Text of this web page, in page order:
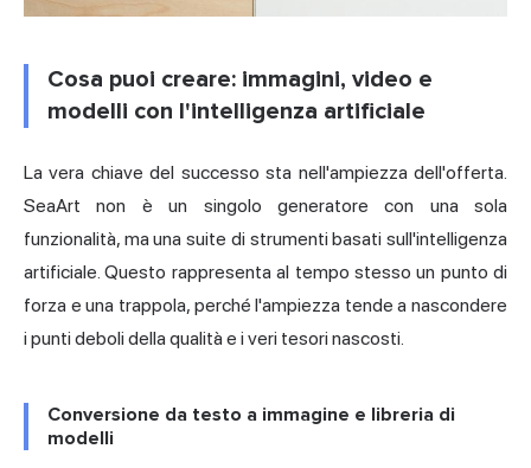
Cosa puoi creare: immagini, video e
modelli con l'intelligenza artificiale
La vera chiave del successo sta nell'ampiezza dell'offerta.
SeaArt non è un singolo generatore con una sola
funzionalità, ma una suite di strumenti basati sull'intelligenza
artificiale. Questo rappresenta al tempo stesso un punto di
forza e una trappola, perché l'ampiezza tende a nascondere
i punti deboli della qualità e i veri tesori nascosti.
Conversione da testo a immagine e libreria di
modelli